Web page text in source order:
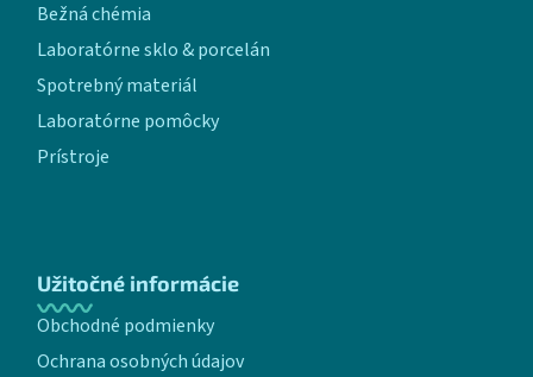
Bežná chémia
Laboratórne sklo & porcelán
Spotrebný materiál
Laboratórne pomôcky
Prístroje
Užitočné informácie
Obchodné podmienky
Ochrana osobných údajov